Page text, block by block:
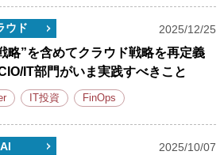
ウド 2025/12/25
略”を含めてクラウド戦略を再定義
IT部門がいま実践すべきこと
IT投資 FinOps
AI 2025/10/07